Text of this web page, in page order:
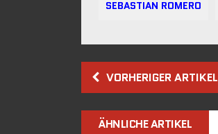
SEBASTIAN ROMERO
VORHERIGER ARTIKEL
ÄHNLICHE ARTIKEL